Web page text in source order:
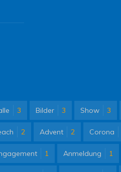
3 Bilder 3 Show 3
2 Advent 2 Corona
1 Anmeldung 1